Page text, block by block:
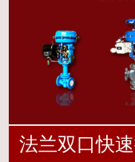
法兰双口快